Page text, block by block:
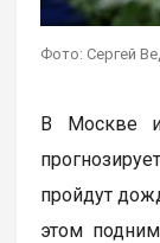
Фото: Сергей
В Москве и
пройдут
этом